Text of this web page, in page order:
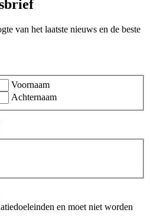
van het laatste nieuws en de beste
Voornaam
Achternaam
en moet niet worden